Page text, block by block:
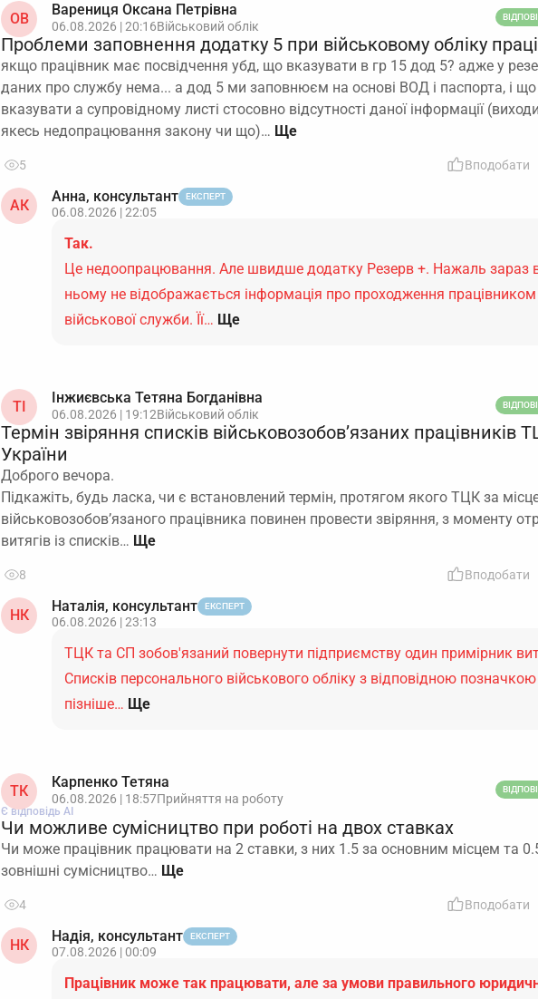
ОВ
Варениця Оксана Петрівна
06.08.2026 | 20:16Військовий облік
Проблеми заповнення додатку 5 при військовому обліку
якщо працівник має посвідчення убд, що вказувати в гр 15 дод 5? адже у
даних про службу нема... а дод 5 ми заповнюєм на основі ВОД і паспорта, і що
вказувати а супровідному листі стосовно відсутності даної інформації
якесь недопрацювання закону чи що)…
5 Вподобати
АК
Анна, консультант ЕКСПЕРТ
06.08.2026 | 22:05
Так.
Це недоопрацювання. Але швидше додатку Резерв +. Нажаль зараз
ньому не відображається інформація про проходження працівником
військової служби. Її… Ще
ТІ
Інжиєвська Тетяна Богданівна
06.08.2026 | 19:12Військовий облік
Термін звіряння списків військовозобов’язаних працівників
України
Доброго вечора.
Підкажіть, будь ласка, чи є встановлений термін, протягом якого ТЦК за
військовозобов’язаного працівника повинен провести звіряння, з моменту
витягів із списків…
8 Вподобати
НК
Наталія, консультант ЕКСПЕРТ
06.08.2026 | 23:13
ТЦК та СП зобов'язаний повернути підприємству один примірник
Списків персонального військового обліку з відповідною
пізніше… Ще
ТК
Карпенко Тетяна
06.08.2026 | 18:57Прийняття на роботу
Є відповідь АІ
Чи можливе сумісництво при роботі на двох ставках
Чи може працівник працювати на 2 ставки, з них 1.5 за основним місцем та
зовнішні сумісництво…
4 Вподобати
НК
Надія, консультант ЕКСПЕРТ
07.08.2026 | 00:09
Працівник може так працювати, але за умови правильного